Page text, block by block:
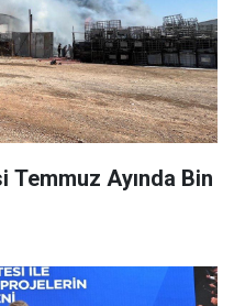
Ayında Bin